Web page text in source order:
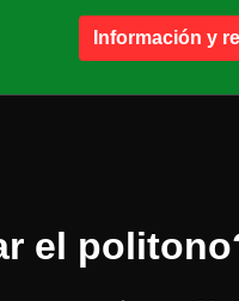
Información y
el